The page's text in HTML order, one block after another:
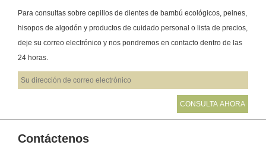
Para consultas sobre cepillos de dientes de bambú ecológicos, peines,
hisopos de algodón y productos de cuidado personal o lista de precios,
deje su correo electrónico y nos pondremos en contacto dentro de las
24 horas.
Contáctenos